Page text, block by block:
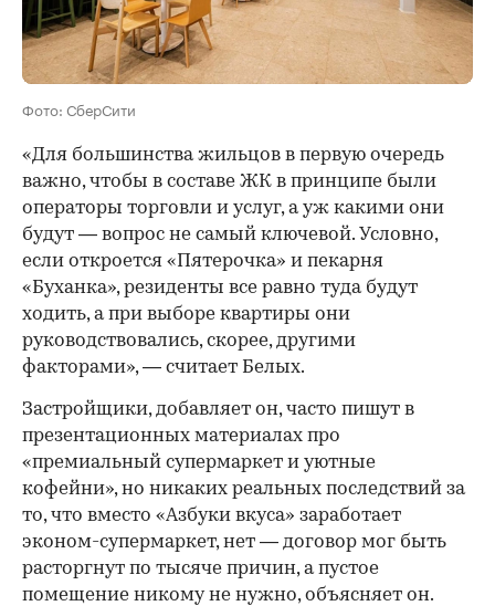
Фото: СберСити
«Для большинства жильцов в первую очередь
важно, чтобы в составе ЖК в принципе были
операторы торговли и услуг, а уж какими они
будут — вопрос не самый ключевой. Условно,
если откроется «Пятерочка» и пекарня
«Буханка», резиденты все равно туда будут
ходить, а при выборе квартиры они
руководствовались, скорее, другими
факторами», — считает Белых.
Застройщики, добавляет он, часто пишут в
презентационных материалах про
«премиальный супермаркет и уютные
кофейни», но никаких реальных последствий за
то, что вместо «Азбуки вкуса» заработает
эконом-супермаркет, нет — договор мог быть
расторгнут по тысяче причин, а пустое
помещение никому не нужно, объясняет он.